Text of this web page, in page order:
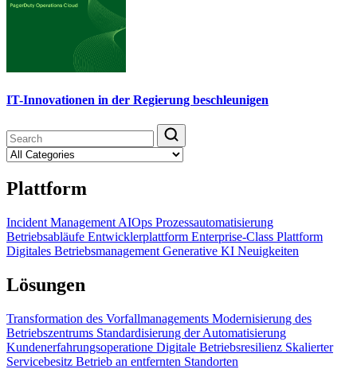
IT-Innovationen in der Regierung beschleunigen
Plattform
Incident Management AIOps Prozessautomatisierung
Betriebsabläufe Entwicklerplattform Enterprise-Class Plattform
Digitales Betriebsmanagement Generative KI Neuigkeiten
Lösungen
Transformation des Vorfallmanagements Modernisierung des
Betriebszentrums Standardisierung der Automatisierung
Kundenerfahrungsoperatione Digitale Betriebsresilienz Skalierter
Servicebesitz Betrieb an entfernten Standorten